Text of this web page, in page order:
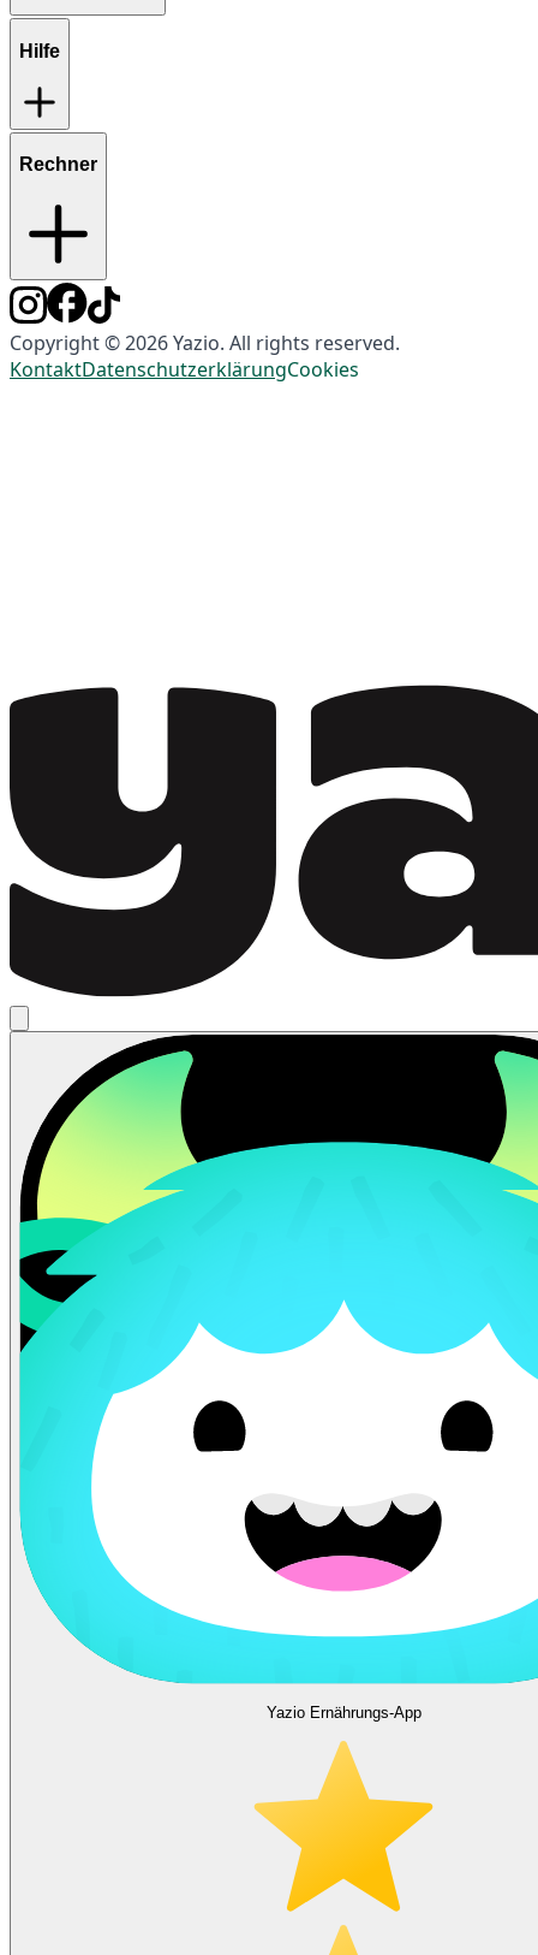
Hilfe
Rechner
Copyright © 2026 Yazio. All rights reserved.
KontaktDatenschutzerklärungCookies
Yazio Ernährungs-App